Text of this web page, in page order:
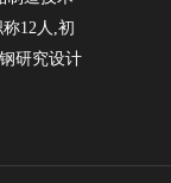
12人,初
研究设计